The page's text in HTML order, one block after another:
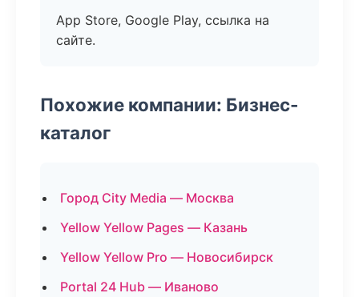
App Store, Google Play, ссылка на
сайте.
Похожие компании: Бизнес-
каталог
Город City Media — Москва
Yellow Yellow Pages — Казань
Yellow Yellow Pro — Новосибирск
Portal 24 Hub — Иваново